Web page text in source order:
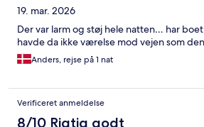
19. mar. 2026
Der var larm og støj hele natten… har
havde da ikke værelse mod vejen som
Anders, rejse på 1 nat
Verificeret anmeldelse
8/10 Rigtig godt